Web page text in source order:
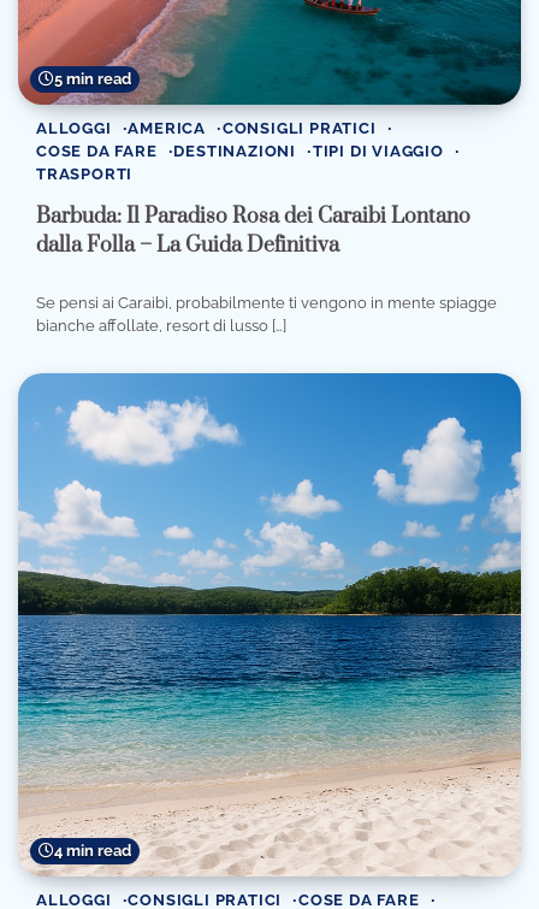
5 min read
ALLOGGI AMERICA
CONSIGLI PRATICI
COSE DA FARE
DESTINAZIONI
TIPI DI VIAGGIO
TRASPORTI
Barbuda: Il Paradiso Rosa dei Caraibi Lontano
dalla Folla – La Guida Definitiva
Se pensi ai Caraibi, probabilmente ti vengono in mente spiagge
bianche affollate, resort di lusso […]
4 min read
ALLOGGI CONSIGLI PRATICI COSE DA FARE